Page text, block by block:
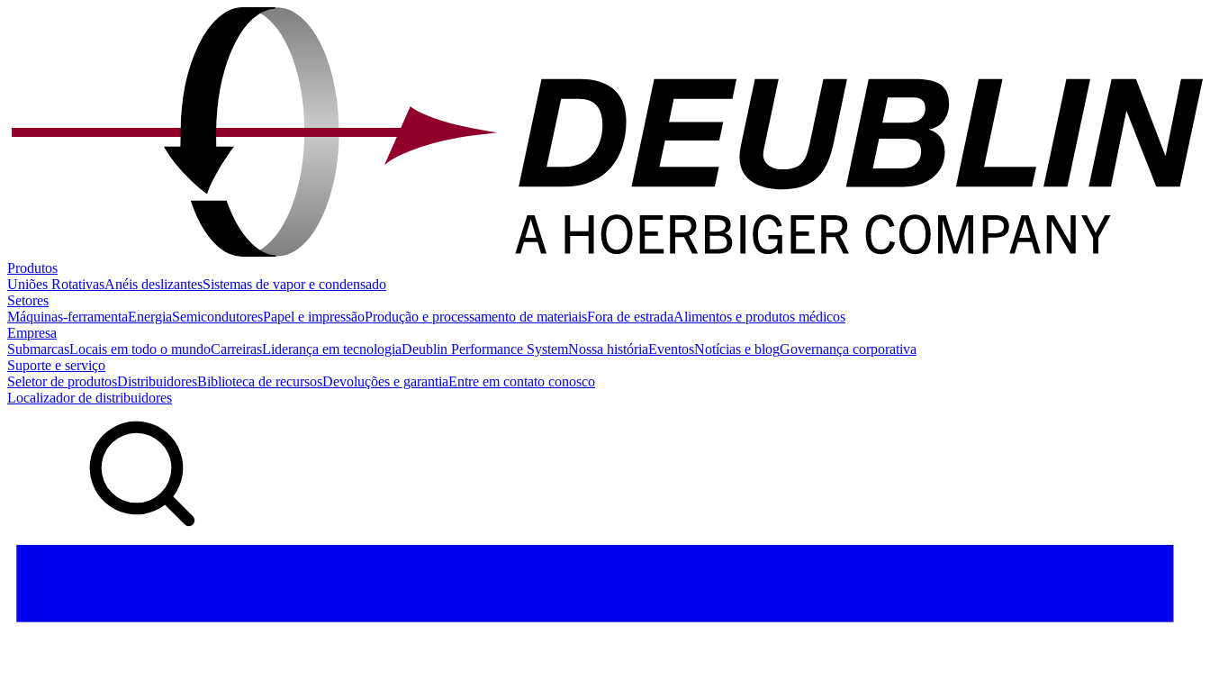
Produtos
Uniões RotativasAnéis deslizantesSistemas de vapor e condensado
Setores
Máquinas-ferramentaEnergiaSemicondutoresPapel e impressãoProdução e processamento de materiaisFora de estradaAlimentos e produtos médicos
Empresa
SubmarcasLocais em todo o mundoCarreirasLiderança em tecnologiaDeublin Performance SystemNossa históriaEventosNotícias e blogGovernança corporativa
Suporte e serviço
Seletor de produtosDistribuidoresBiblioteca de recursosDevoluções e garantiaEntre em contato conosco
Localizador de distribuidores